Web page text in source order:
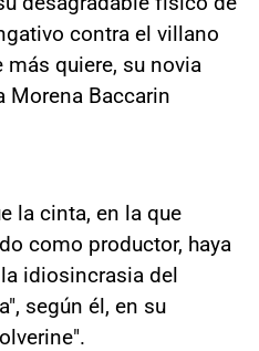
contra el villano
quiere, su novia
Morena Baccarin
la cinta, en la que
como productor, haya
idiosincrasia del
según él, en su